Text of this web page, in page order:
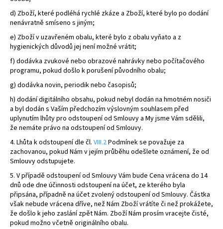
d) Zboží, které podléhá rychlé zkáze a Zboží, které bylo po dodání
nenávratně smíseno s jiným;
e) Zboží v uzavřeném obalu, které bylo z obalu vyňato a z
hygienických důvodů jej není možné vrátit;
f) dodávka zvukové nebo obrazové nahrávky nebo počítačového
programu, pokud došlo k porušení původního obalu;
g) dodávka novin, periodik nebo časopisů;
h) dodání digitálního obsahu, pokud nebyl dodán na hmotném nosiči
a byl dodán s Vaším předchozím výslovným souhlasem před
uplynutím lhůty pro odstoupení od Smlouvy a My jsme Vám sdělili,
že nemáte právo na odstoupení od Smlouvy.
4. Lhůta k odstoupení dle čl. VIII.2Podmínek se považuje za
zachovanou, pokud Nám v jejím průběhu odešlete oznámení, že od
Smlouvy odstupujete.
5. V případě odstoupení od Smlouvy Vám bude Cena vrácena do 14
dnů ode dne účinnosti odstoupení na účet, ze kterého byla
připsána, případně na účet zvolený odstoupení od Smlouvy. Částka
však nebude vrácena dříve, než Nám Zboží vrátíte či než prokážete,
že došlo k jeho zaslání zpět Nám. Zboží Nám prosím vracejte čisté,
pokud možno včetně originálního obalu.